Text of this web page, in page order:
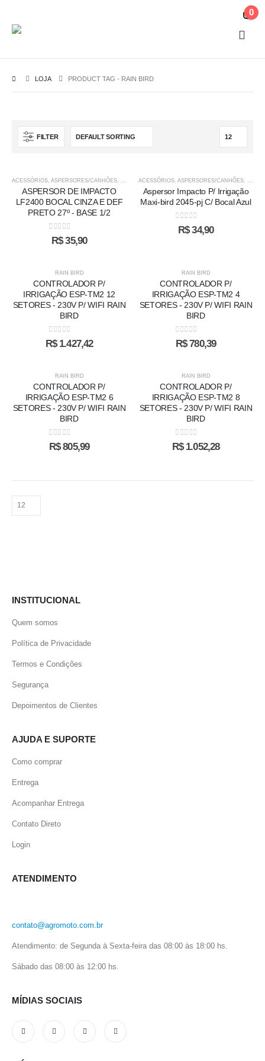
0
LOJA PRODUCT TAG - RAIN BIRD
FILTER
ACESSÓRIOS, ASPERSORES/CANHÕES, IRRIGAÇÃO,RAIN BIRD
ASPERSOR DE IMPACTO
LF2400 BOCAL CINZA E DEF
PRETO 27º - BASE 1/2
0out of 5
R$35,90
ACESSÓRIOS, ASPERSORES/CANHÕES,
Aspersor Impacto P/ Irrigação
Maxi-bird 2045-pj C/ Bocal Azul
0out of 5
R$34,90
RAIN BIRD
CONTROLADOR P/
IRRIGAÇÃO ESP-TM2 12
SETORES - 230V P/ WIFI RAIN
BIRD
0out of 5
R$1.427,42
RAIN BIRD
CONTROLADOR P/
IRRIGAÇÃO ESP-TM2 4
SETORES - 230V P/ WIFI RAIN
BIRD
0out of 5
R$780,39
RAIN BIRD
CONTROLADOR P/
IRRIGAÇÃO ESP-TM2 6
SETORES - 230V P/ WIFI RAIN
BIRD
0out of 5
R$805,99
RAIN BIRD
CONTROLADOR P/
IRRIGAÇÃO ESP-TM2 8
SETORES - 230V P/ WIFI RAIN
BIRD
0out of 5
R$1.052,28
INSTITUCIONAL
Quem somos
Política de Privacidade
Termos e Condições
Segurança
Depoimentos de Clientes
AJUDA E SUPORTE
Como comprar
Entrega
Acompanhar Entrega
Contato Direto
Login
ATENDIMENTO
contato@agromoto.com.br
Atendimento: de Segunda à Sexta-feira das 08:00 às 18:00 hs.
Sábado das 08:00 às 12:00 hs.
MÍDIAS SOCIAIS